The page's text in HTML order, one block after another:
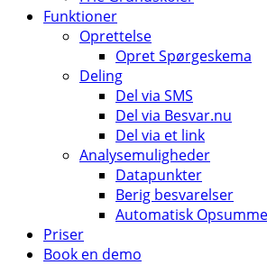
Funktioner
Oprettelse
Opret Spørgeskema
Deling
Del via SMS
Del via Besvar.nu
Del via et link
Analysemuligheder
Datapunkter
Berig besvarelser
Automatisk
Priser
Book en demo